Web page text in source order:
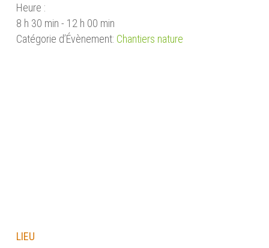
Heure :
8 h 30 min - 12 h 00 min
Catégorie d’Évènement: Chantiers nature
LIEU